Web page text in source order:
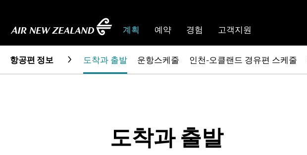
계획 예약 경험 고객지원
항공편 정보 도착과 출발 운항스케줄 인천-오클랜드 경유편 스케줄
도착과 출발